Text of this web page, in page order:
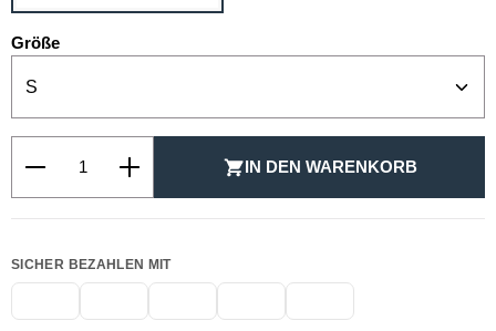
Größeauswählen
IN DEN WARENKORB
SICHER BEZAHLEN MIT